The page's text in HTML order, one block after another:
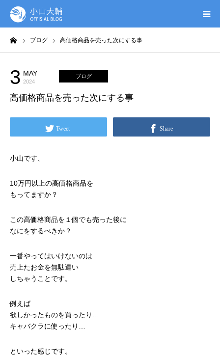
ブログ 高価格商品を売った次にする事
3 MAY
2024
ブログ
高価格商品を売った次にする事
Tweet Share
小山です、
10万円以上の高価格商品を
もってますか？
この高価格商品を１個でも売った後に
なにをするべきか？
一番やってはいけないのは
売上たお金を無駄遣い
しちゃうことです。
例えば
欲しかったものを買ったり…
キャバクラに使ったり…
といった感じです。
UTAGE(ウタゲ)
お申し込み特典
ウタゲシステムラボ
無料ガイドブック
オンシク本
プロフィール